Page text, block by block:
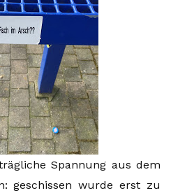
Spannung aus dem
geschissen wurde erst zu